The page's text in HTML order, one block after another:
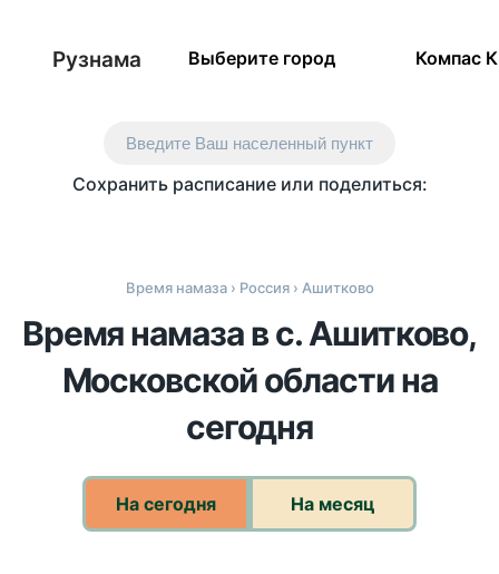
Рузнама Выберите город Компас
Введите Ваш населенный пункт
Сохранить расписание или поделиться:
Время намаза› Россия› Ашитково
Время намаза в с. Ашитково,
Московской области на
сегодня
На сегодня На месяц